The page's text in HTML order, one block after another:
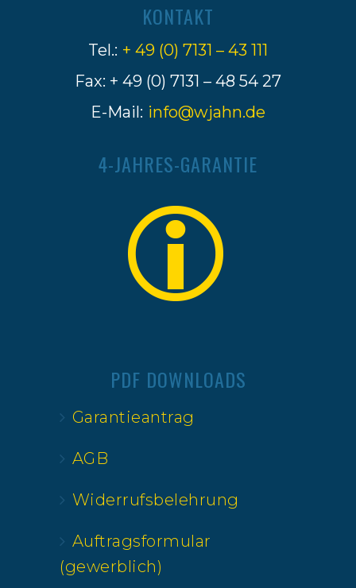
KONTAKT
Tel.: + 49 (0) 7131 – 43 111
Fax: + 49 (0) 7131 – 48 54 27
E-Mail: info@wjahn.de
4-JAHRES-GARANTIE
PDF DOWNLOADS
Garantieantrag
AGB
Widerrufsbelehrung
Auftragsformular
(gewerblich)